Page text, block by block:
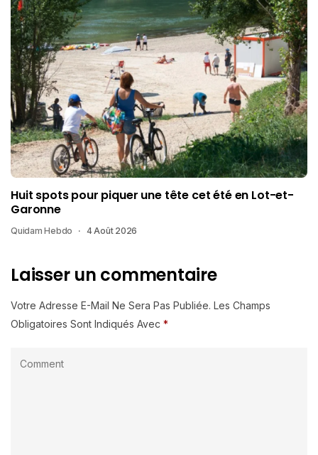
Huit spots pour piquer une tête cet été en Lot-et-
Garonne
Quidam Hebdo 4 Août 2026
Laisser un commentaire
Votre Adresse E-Mail Ne Sera Pas Publiée. Les Champs
Obligatoires Sont Indiqués Avec *